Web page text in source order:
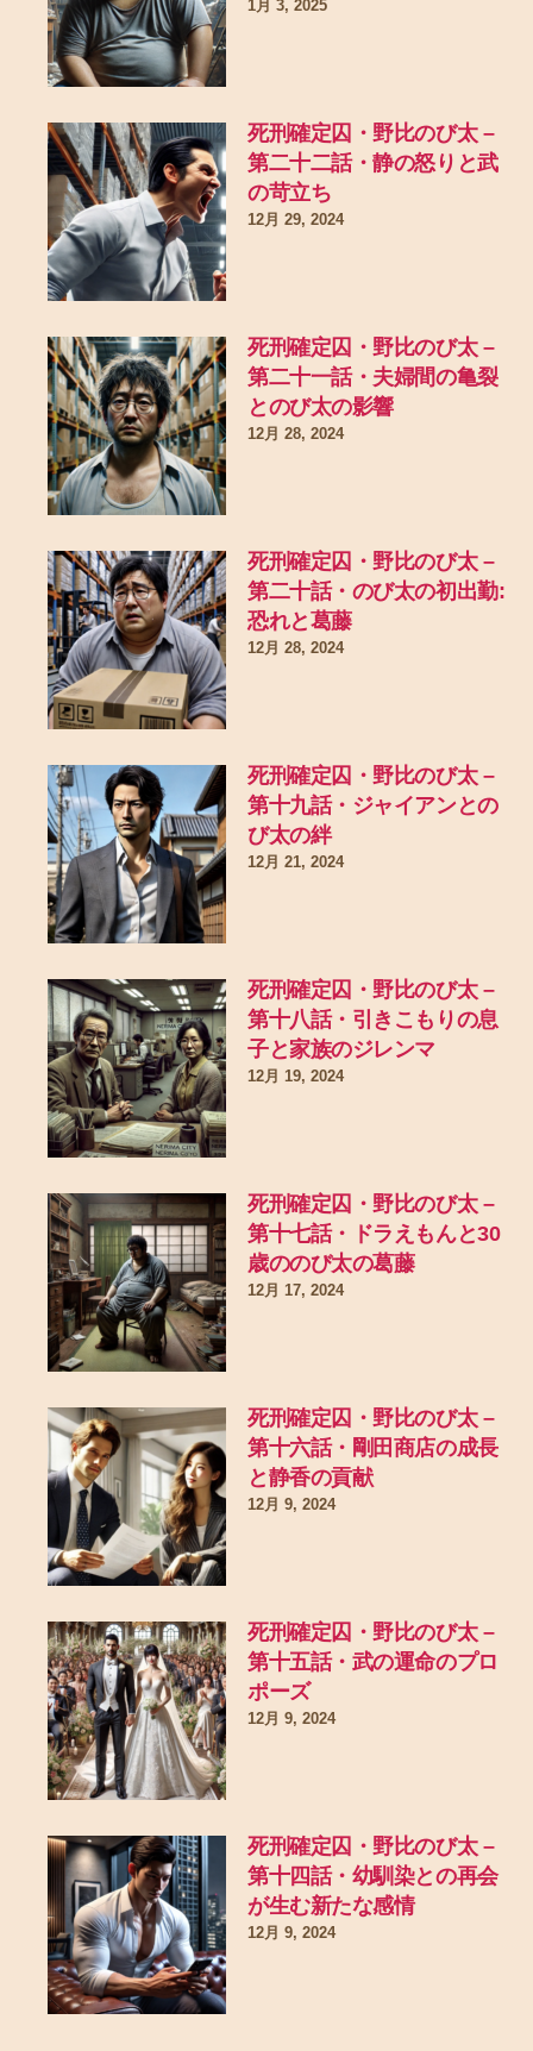
1月 3, 2025
死刑確定囚・野比のび太 –
第二十二話・静の怒りと武
の苛立ち
12月 29, 2024
死刑確定囚・野比のび太 –
第二十一話・夫婦間の亀裂
とのび太の影響
12月 28, 2024
死刑確定囚・野比のび太 –
第二十話・のび太の初出勤:
恐れと葛藤
12月 28, 2024
死刑確定囚・野比のび太 –
第十九話・ジャイアンとの
び太の絆
12月 21, 2024
死刑確定囚・野比のび太 –
第十八話・引きこもりの息
子と家族のジレンマ
12月 19, 2024
死刑確定囚・野比のび太 –
第十七話・ドラえもんと30
歳ののび太の葛藤
12月 17, 2024
死刑確定囚・野比のび太 –
第十六話・剛田商店の成長
と静香の貢献
12月 9, 2024
死刑確定囚・野比のび太 –
第十五話・武の運命のプロ
ポーズ
12月 9, 2024
死刑確定囚・野比のび太 –
第十四話・幼馴染との再会
が生む新たな感情
12月 9, 2024